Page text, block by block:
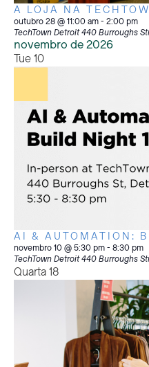
A LOJA NA
outubro 28 @ 11:00 am- 2:00 pm
TechTown Detroit 440 Burroughs
novembro de 2026
Tue10
AI & AUTOMATION:
novembro 10 @ 5:30 pm- 8:30 pm
TechTown Detroit 440 Burroughs
Quarta 18